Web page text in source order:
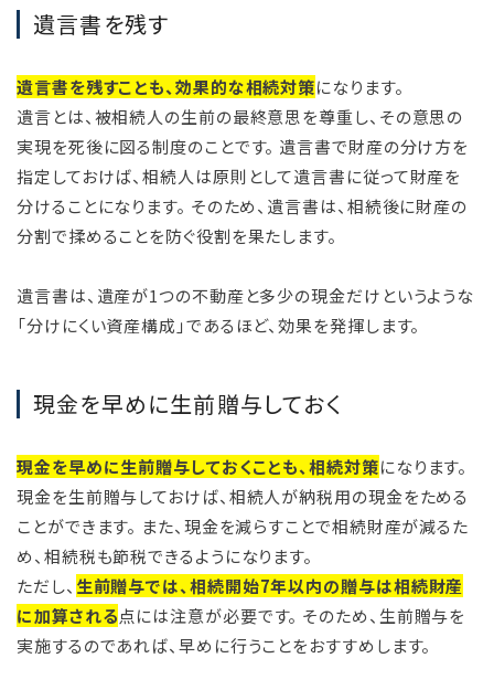
遺言書を残す
遺言書を残すことも、効果的な相続対策になります。
遺言とは、被相続人の生前の最終意思を尊重し、その意思の
実現を死後に図る制度のことです。 遺言書で財産の分け方を
指定しておけば、相続人は原則として遺言書に従って財産を
分けることになります。 そのため、遺言書は、相続後に財産の
分割で揉めることを防ぐ役割を果たします。
遺言書は、遺産が1つの不動産と多少の現金だけというような
「分けにくい資産構成」であるほど、効果を発揮します。
現金を早めに生前贈与しておく
現金を早めに生前贈与しておくことも、相続対策になります。
現金を生前贈与しておけば、相続人が納税用の現金をためる
ことができます。 また、現金を減らすことで相続財産が減るた
め、相続税も節税できるようになります。
ただし、 生前贈与では、相続開始7年以内の贈与は相続財産
に加算される点には注意が必要です。 そのため、生前贈与を
実施するのであれば、早めに行うことをおすすめします。